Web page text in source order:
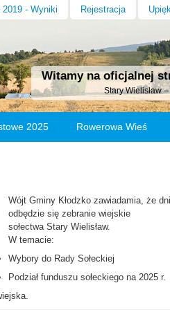
- Wyniki Rejestracja
Witamy na oficjalnej
Stary Wielisław
2025 Rowerowa Wieś
Wójt Gminy Kłodzko zawiadamia, że
odbędzie się zebranie wiejskie
sołectwa Stary Wielisław.
W temacie:
Wybory do Rady Sołeckiej
Podział funduszu sołeckiego na 2025 r.